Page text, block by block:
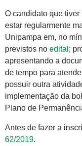
O candidato que
estar regularmente
Unipampa em, no
previstos no edital ;
apresentando a
de tempo para
possuir outra
implementação da
Plano de
Antes de fazer a
62/2019.